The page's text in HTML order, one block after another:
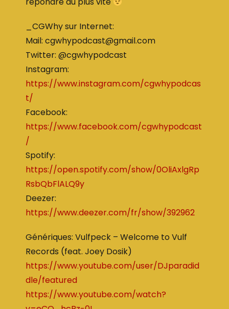
_CGWhy sur Internet:
Mail: cgwhypodcast@gmail.com
Twitter: @cgwhypodcast
Instagram:
https://www.instagram.com/cgwhypodcas
t/
Facebook:
https://www.facebook.com/cgwhypodcast
/
Spotify:
https://open.spotify.com/show/0OliAxlgRp
RsbQbFlALQ9y
Deezer:
https://www.deezer.com/fr/show/392962
Génériques: Vulfpeck – Welcome to Vulf
Records (feat. Joey Dosik)
https://www.youtube.com/user/DJparadid
dle/featured
https://www.youtube.com/watch?